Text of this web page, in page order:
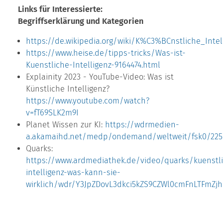
Links für Interessierte:
Begriffserklärung und Kategorien
https://de.wikipedia.org/wiki/
https://www.heise.de/tipps-tricks/Was-ist-
Kuenstliche-Intelligenz-9164474.html
Explainity 2023 - YouTube-Video: Was ist
Künstliche Intelligenz?
https://www.youtube.com/watch?
v=fT69SLK2m9I
Planet Wissen zur KI: https://wdrmedien-
a.akamaihd.net/medp/ondemand/weltweit/fsk0/225/
Quarks:
https://www.ardmediathek.de/video/quarks/
intelligenz-was-kann-sie-
wirklich/wdr/